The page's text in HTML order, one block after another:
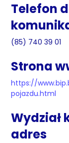
Telefon
(85) 740 39 01
Strona
https://
pojazdu.html
Wydział
adres